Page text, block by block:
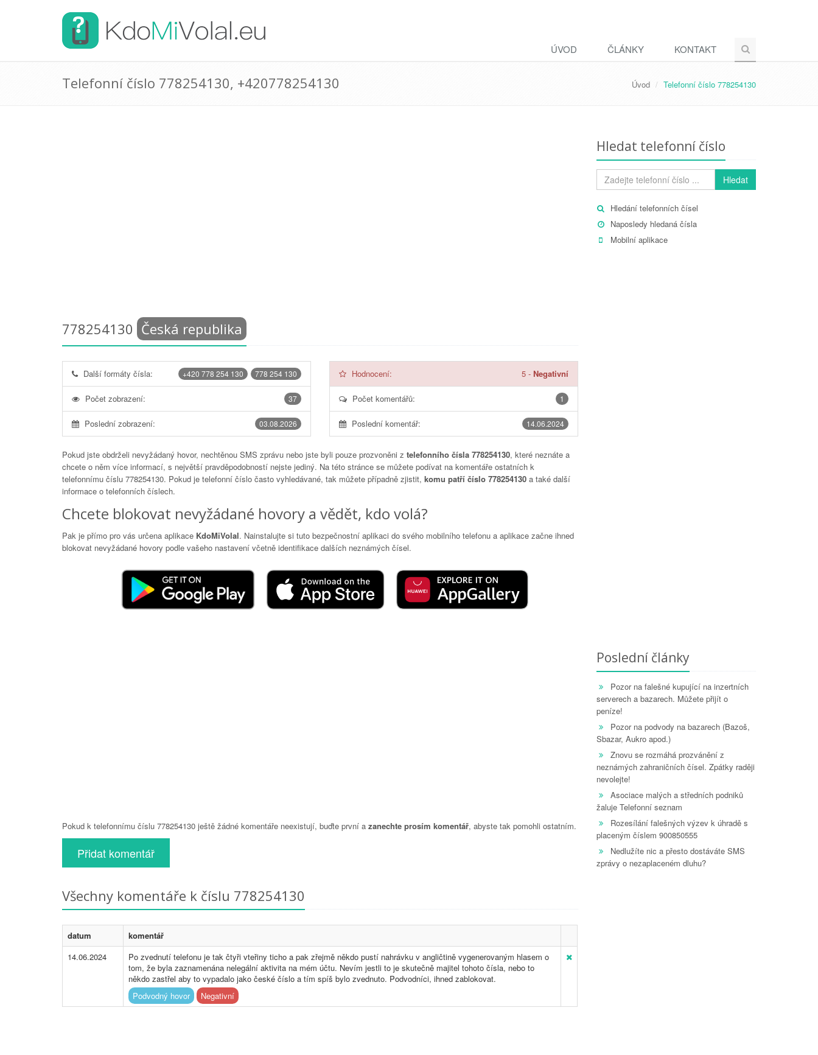
ÚVOD ČLÁNKY KONTAKT
Telefonní číslo 778254130, +420778254130 Úvod Telefonní číslo 778254130
778254130 Česká republika
778 254 130
+420 778 254 130
Další formáty čísla:
37
Počet zobrazení:
03.08.2026
Poslední zobrazení:
Hodnocení: 5- Negativní
1
Počet komentářů:
14.06.2024
Poslední komentář:
Pokud jste obdrželi nevyžádaný hovor, nechtěnou SMS zprávu nebo jste byli pouze prozvoněni z telefonního čísla 778254130, které neznáte a
chcete o něm více informací, s největší pravděpodobností nejste jediný. Na této stránce se můžete podívat na komentáře ostatních k
telefonnímu číslu 778254130. Pokud je telefonní číslo často vyhledávané, tak můžete případně zjistit, komu patří číslo 778254130 a také další
informace o telefonních číslech.
Chcete blokovat nevyžádané hovory a vědět, kdo volá?
Pak je přímo pro vás určena aplikace KdoMiVolal. Nainstalujte si tuto bezpečnostní aplikaci do svého mobilního telefonu a aplikace začne ihned
blokovat nevyžádané hovory podle vašeho nastavení včetně identifikace dalších neznámých čísel.
Pokud k telefonnímu číslu 778254130 ještě žádné komentáře neexistují, buďte první a zanechte prosím komentář, abyste tak pomohli ostatním.
Přidat komentář
Všechny komentáře k číslu 778254130
datum
komentář
14.06.2024
Po zvednutí telefonu je tak čtyři vteřiny ticho a pak zřejmě někdo pustí nahrávku v angličtině vygenerovaným hlasem o
tom, že byla zaznamenána nelegální aktivita na mém účtu. Nevím jestli to je skutečně majitel tohoto čísla, nebo to
někdo zastřel aby to vypadalo jako české číslo a tím spíš bylo zvednuto. Podvodníci, ihned zablokovat.
Podvodný hovor
Negativní
Hledat telefonní číslo
Hledat
Hledání telefonních čísel
Naposledy hledaná čísla
Mobilní aplikace
Poslední články
Pozor na falešné kupující na inzertních
serverech a bazarech. Můžete přijít o
peníze!
Pozor na podvody na bazarech (Bazoš,
Sbazar, Aukro apod.)
Znovu se rozmáhá prozvánění z
neznámých zahraničních čísel. Zpátky raději
nevolejte!
Asociace malých a středních podniků
žaluje Telefonní seznam
Rozesílání falešných výzev k úhradě s
placeným číslem 900850555
Nedlužíte nic a přesto dostáváte SMS
zprávy o nezaplaceném dluhu?